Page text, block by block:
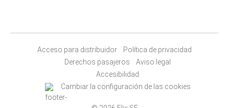
Acceso para distribuidor
Política de privacidad
Derechos pasajeros
Aviso legal
Accesibilidad
Cambiar la configuración de las cookies